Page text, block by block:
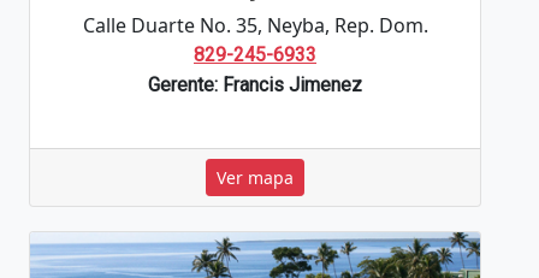
Calle Duarte No. 35, Neyba, Rep. Dom.
829-245-6933
Gerente: Francis Jimenez
Ver mapa